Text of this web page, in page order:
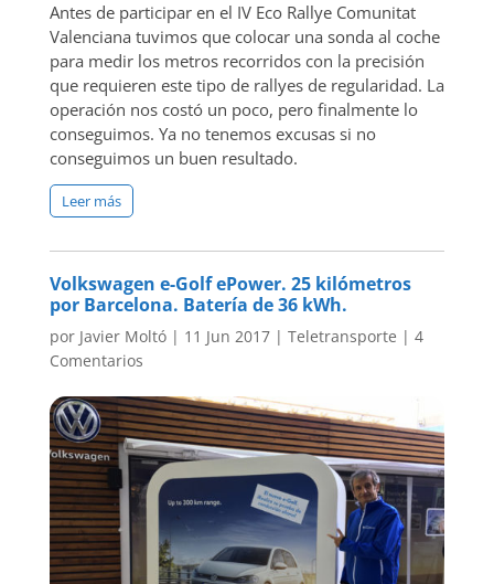
Antes de participar en el IV Eco Rallye Comunitat
Valenciana tuvimos que colocar una sonda al coche
para medir los metros recorridos con la precisión
que requieren este tipo de rallyes de regularidad. La
operación nos costó un poco, pero finalmente lo
conseguimos. Ya no tenemos excusas si no
conseguimos un buen resultado.
Leer más
Volkswagen e-Golf ePower. 25 kilómetros
por Barcelona. Batería de 36 kWh.
por Javier Moltó| 11 Jun 2017| Teletransporte | 4
Comentarios